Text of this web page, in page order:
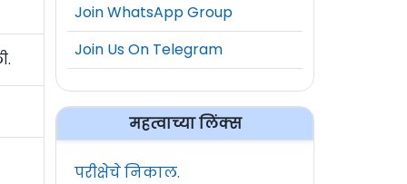
Join WhatsApp Group
Join Us On Telegram
महत्वाच्या लिंक्स
परीक्षेचे निकाल.